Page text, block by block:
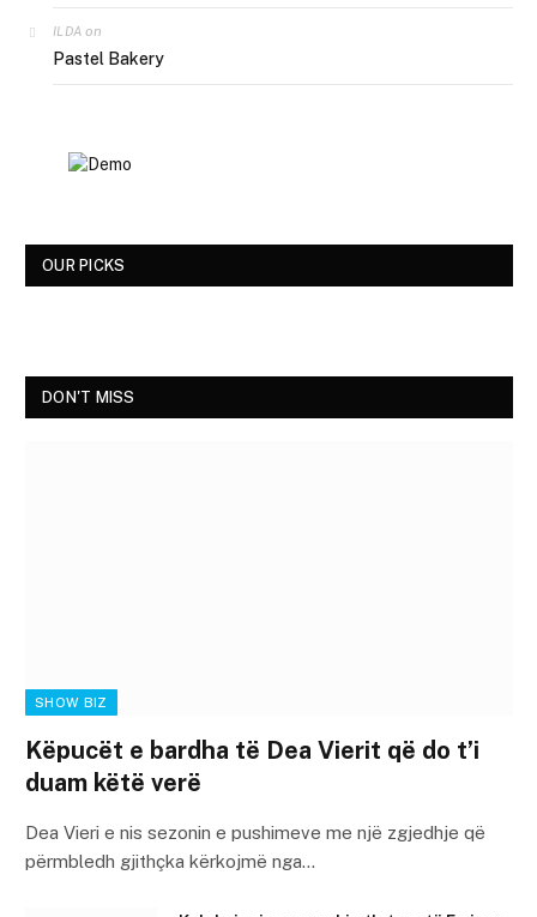
ILDA on
Pastel Bakery
OUR PICKS
DON'T MISS
SHOW BIZ
Këpucët e bardha të Dea Vierit që do t’i
duam këtë verë
Dea Vieri e nis sezonin e pushimeve me një zgjedhje që
përmbledh gjithçka kërkojmë nga…